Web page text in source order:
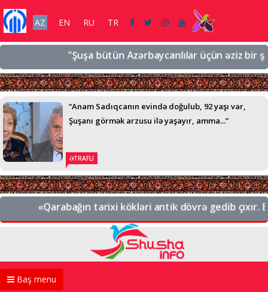
AZ EN RU TR
"Şuşa bütün Azərbaycanlılar üçün əziz bir
“Anam Sadıqcanın evində doğulub, 92 yaşı var,
Şuşanı görmək arzusu ilə yaşayır, amma...”
ƏTRAFLI
«Qarabağın tarixi kökləri antik dövrə gedib çıxır.
Baş menu